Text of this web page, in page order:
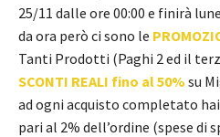
25/11 dalle ore 00:00 e finirà
da ora però ci sono le
Tanti Prodotti (Paghi 2 ed il
SCONTI REALI fino al 50% su
ad ogni acquisto completato
pari al 2% dell’ordine (spese di